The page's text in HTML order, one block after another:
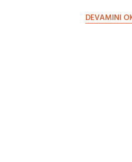
alanlarına göre farklı
DEVAMINI